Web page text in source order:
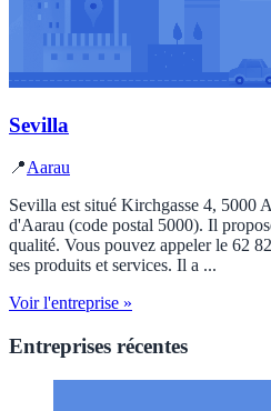
Sevilla
📍Aarau
Sevilla est situé Kirchgasse 4, 5000
d'Aarau (code postal 5000). Il
qualité. Vous pouvez appeler le 62
ses produits et services. Il a ...
Voir l'entreprise »
Entreprises récentes